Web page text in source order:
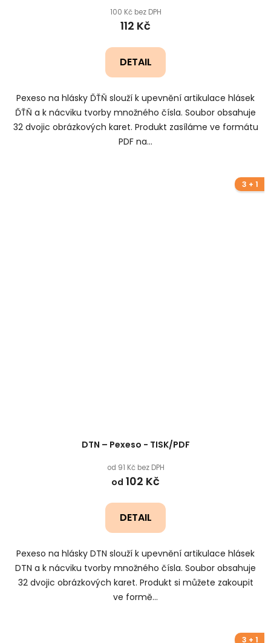
100 Kč bez DPH
112 Kč
DETAIL
Pexeso na hlásky ĎŤŇ slouží k upevnění artikulace hlásek
ĎŤŇ a k nácviku tvorby množného čísla. Soubor obsahuje
32 dvojic obrázkových karet. Produkt zasíláme ve formátu
PDF na...
3 + 1
DTN – Pexeso - TISK/PDF
od 91 Kč bez DPH
od 102 Kč
DETAIL
Pexeso na hlásky DTN slouží k upevnění artikulace hlásek
DTN a k nácviku tvorby množného čísla. Soubor obsahuje
32 dvojic obrázkových karet. Produkt si můžete zakoupit
ve formě...
3 + 1